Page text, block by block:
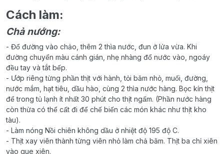
Cách làm:
Chả nướng:
- Đổ đường vào chảo, thêm 2 thìa nước, đun ở lửa vừa. Khi
đường chuyển màu cánh gián, nhẹ nhàng đổ nước vào, ngoáy
đều tay và tắt bếp.
- Ướp riêng từng phần thịt với hành, tỏi băm nhỏ, muối, đường,
nước mắm, hạt tiêu, dầu hào, cùng 2 thìa nước hàng. Bọc kín thịt
để trong tủ lạnh ít nhất 30 phút cho thịt ngấm. (Phần nước hàng
còn thừa có thể cất đi để chế biến các món khác như thịt kho
tàu).
- Làm nóng Nồi chiên không dầu ở nhiệt độ 195 độ C.
- Thịt xay viên thành từng viên nhỏ làm chả băm. Thịt ba chỉ xiên
vào que xiên.